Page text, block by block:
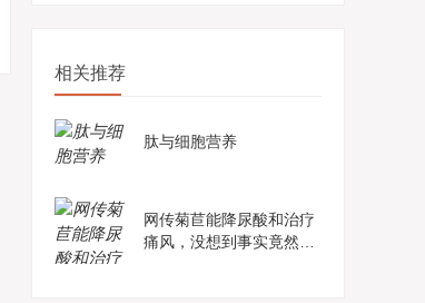
相关推荐
肽与细胞营养
网传菊苣能降尿酸和治疗
痛风，没想到事实竟然是